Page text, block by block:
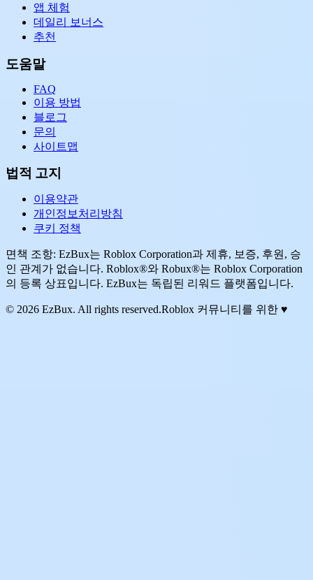
앱 체험
데일리 보너스
추천
도움말
FAQ
이용 방법
블로그
문의
사이트맵
법적 고지
이용약관
개인정보처리방침
쿠키 정책
면책 조항: EzBux는 Roblox Corporation과 제휴, 보증, 후원, 승
인 관계가 없습니다. Roblox®와 Robux®는 Roblox Corporation
의 등록 상표입니다. EzBux는 독립된 리워드 플랫폼입니다.
© 2026 EzBux. All rights reserved.Roblox 커뮤니티를 위한 ♥